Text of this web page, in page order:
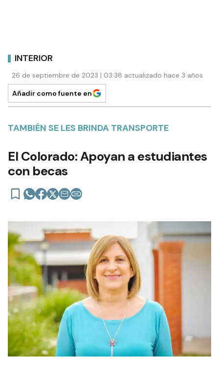
INTERIOR
26 de septiembre de 2023 | 03:38 actualizado hace 3 años
Añadir como fuente en
TAMBIÉN SE LES BRINDA TRANSPORTE
El Colorado: Apoyan a estudiantes
con becas